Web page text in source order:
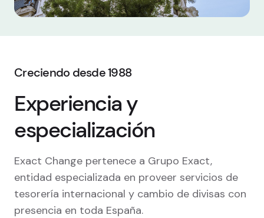
Creciendo desde 1988
Experiencia y
especialización
Exact Change pertenece a Grupo Exact,
entidad especializada en proveer servicios de
tesorería internacional y cambio de divisas con
presencia en toda España.